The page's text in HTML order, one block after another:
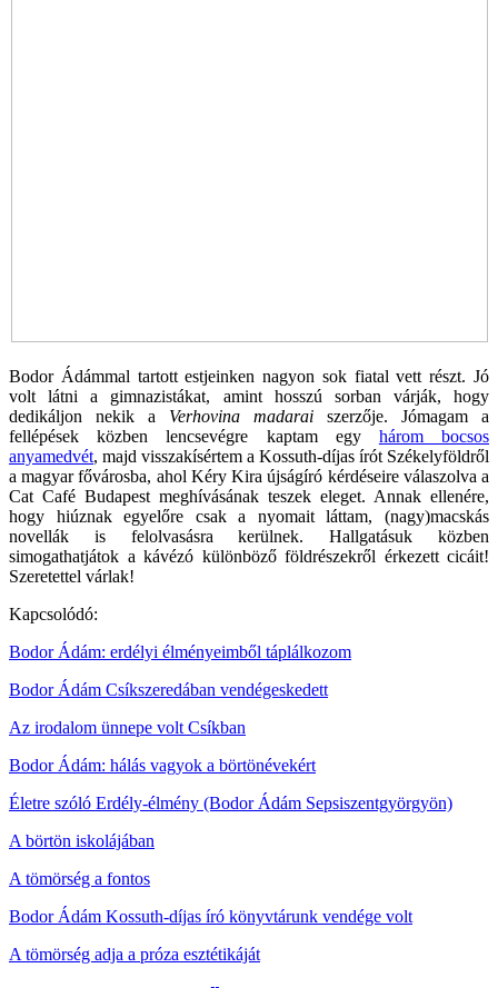
Bodor Ádámmal tartott estjeinken nagyon sok fiatal vett részt. Jó
volt látni a gimnazistákat, amint hosszú sorban várják, hogy
dedikáljon nekik a Verhovina madarai szerzője. Jómagam a
fellépések közben lencsevégre kaptam egy három bocsos
anyamedvét, majd visszakísértem a Kossuth-díjas írót Székelyföldről
a magyar fővárosba, ahol Kéry Kira újságíró kérdéseire válaszolva a
Cat Café Budapest meghívásának teszek eleget. Annak ellenére,
hogy hiúznak egyelőre csak a nyomait láttam, (nagy)macskás
novellák is felolvasásra kerülnek. Hallgatásuk közben
simogathatjátok a kávézó különböző földrészekről érkezett cicáit!
Szeretettel várlak!
Kapcsolódó:
Bodor Ádám: erdélyi élményeimből táplálkozom
Bodor Ádám Csíkszeredában vendégeskedett
Az irodalom ünnepe volt Csíkban
Bodor Ádám: hálás vagyok a börtönévekért
Életre szóló Erdély-élmény (Bodor Ádám Sepsiszentgyörgyön)
A börtön iskolájában
A tömörség a fontos
Bodor Ádám Kossuth-díjas író könyvtárunk vendége volt
A tömörség adja a próza esztétikáját